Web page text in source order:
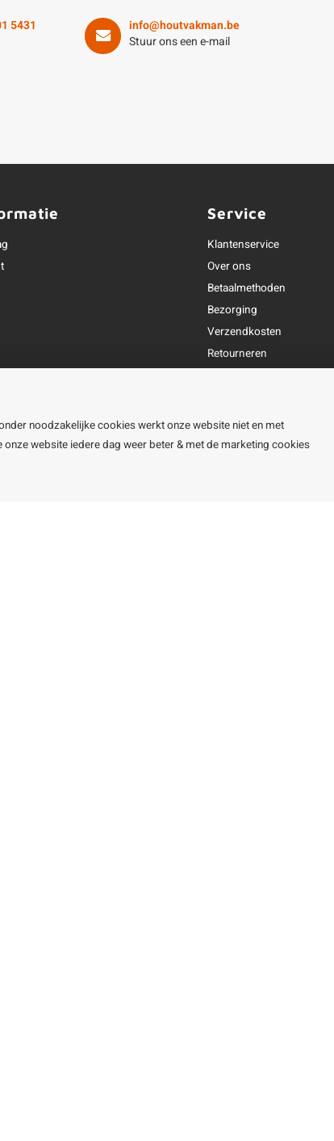
5431
info@houtvakman.be
Stuur ons een e-mail
Service
Klantenservice
Over ons
Betaalmethoden
Bezorging
Verzendkosten
Retourneren
Openingstijden & contact
noodzakelijke cookies werkt onze website niet en met
website iedere dag weer beter & met de marketing cookies